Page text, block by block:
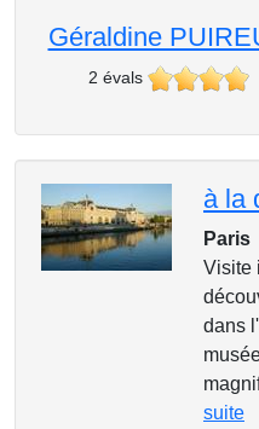
Géraldine
2 évals
Paris
Visite
dans
suite